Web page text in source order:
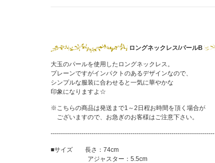
ロングネックレス/パールB
大玉のパールを使用したロングネックレス。
プレーンですがインパクトのあるデザインなので、
シンプルな服装に合わせると一気に華やかな
印象になりますよ☆
※こちらの商品は発送まで1～2日程お時間を頂く場合が
ございますので、お急ぎのお客様はご注意下さい。
--------------------------------------------------------------------------------
■サイズ 長さ：74cm
アジャスター：5.5cm